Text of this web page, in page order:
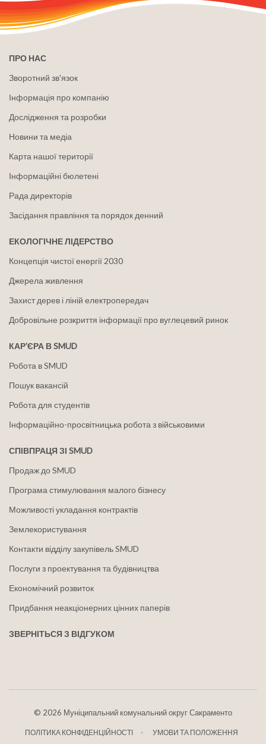
ПРО НАС
Зворотний зв'язок
Інформація про компанію
Дослідження та розробки
Новини та медіа
Карта нашої території
Інформаційні бюлетені
Рада директорів
Засідання правління та порядок денний
ЕКОЛОГІЧНЕ ЛІДЕРСТВО
Концепція чистої енергії 2030
Джерела живлення
Захист дерев і ліній електропередач
Добровільне розкриття інформації про вуглецевий ринок
КАР'ЄРА В SMUD
Робота в SMUD
Пошук вакансій
Робота для студентів
Інформаційно-просвітницька робота з військовими
СПІВПРАЦЯ ЗІ SMUD
Продаж до SMUD
Програма стимулювання малого бізнесу
Можливості укладання контрактів
Землекористування
Контакти відділу закупівель SMUD
Послуги з проектування та будівництва
Економічний розвиток
Придбання неакціонерних цінних паперів
ЗВЕРНІТЬСЯ З ВІДГУКОМ
© 2026 Муніципальний комунальний округ Сакраменто
ПОЛІТИКА КОНФІДЕНЦІЙНОСТІ УМОВИ ТА ПОЛОЖЕННЯ